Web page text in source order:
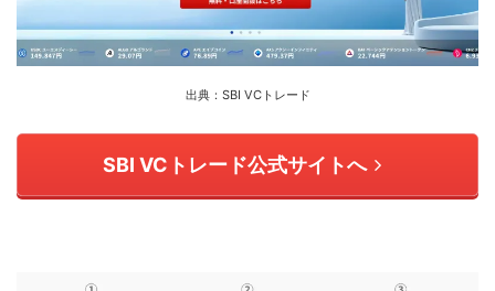
出典： SBI VCトレード
SBI VCトレード公式サイトへ